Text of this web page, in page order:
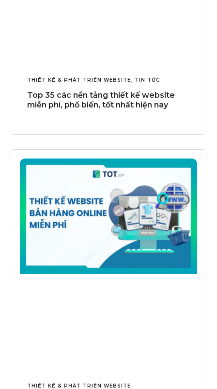
THIẾT KẾ & PHÁT TRIỂN WEBSITE TIN TỨC
Top 35 các nền tảng thiết kế website
miễn phí, phổ biến, tốt nhất hiện nay
THIẾT KẾ & PHÁT TRIỂN WEBSITE